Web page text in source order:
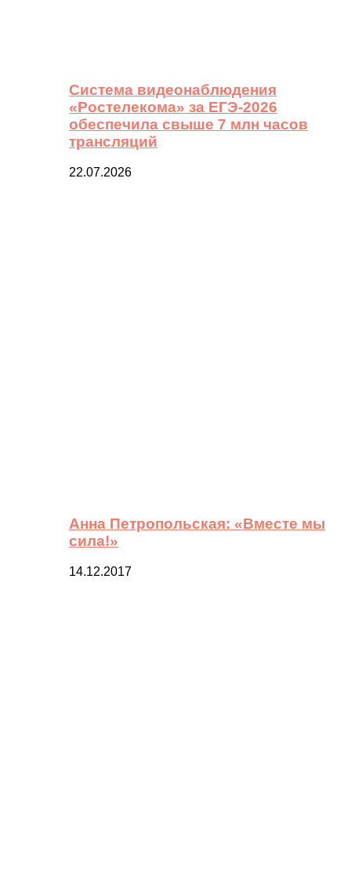
Система видеонаблюдения
«Ростелекома» за ЕГЭ-2026
обеспечила свыше 7 млн часов
трансляций
22.07.2026
Анна Петропольская: «Вместе мы
сила!»
14.12.2017